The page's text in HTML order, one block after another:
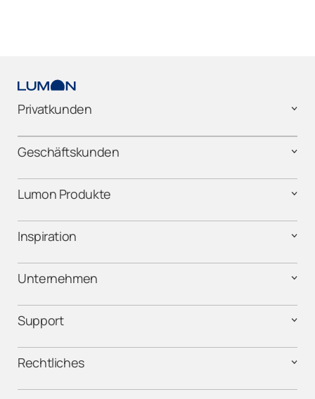
Privatkunden
Geschäftskunden
Lumon Produkte
Inspiration
Unternehmen
Support
Rechtliches